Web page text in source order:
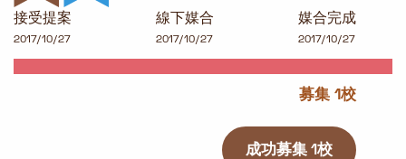
接受提案
2017/10/27
線下媒合
2017/10/27
媒合完成
2017/10/27
募集 1校
成功募集 1校